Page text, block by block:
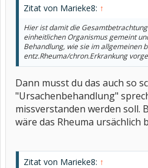
Zitat von Marieke8: ↑
Hier ist damit die
einheitlichen Organismus gemeint
Behandlung, wie sie im allgemeinen
entz.Rheuma/chron.Erkrankung
Dann musst du das auch so
"Ursachenbehandlung"
missverstanden werden soll.
wäre das Rheuma ursächlich
Zitat von Marieke8: ↑